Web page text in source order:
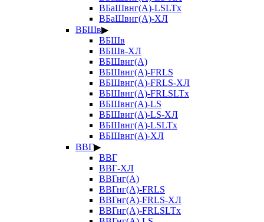
ВБаШвнг(А)-LSLTx
ВБаШвнг(А)-ХЛ
ВБШв▶
ВБШв
ВБШв-ХЛ
ВБШвнг(А)
ВБШвнг(А)-FRLS
ВБШвнг(А)-FRLS-ХЛ
ВБШвнг(А)-FRLSLTx
ВБШвнг(А)-LS
ВБШвнг(А)-LS-ХЛ
ВБШвнг(А)-LSLTx
ВБШвнг(А)-ХЛ
ВВГ▶
ВВГ
ВВГ-ХЛ
ВВГнг(А)
ВВГнг(А)-FRLS
ВВГнг(А)-FRLS-ХЛ
ВВГнг(А)-FRLSLTx